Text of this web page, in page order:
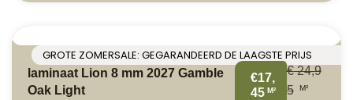
GROTE ZOMERSALE: GEGARANDEERD DE LAAGSTE PRIJS
laminaat Lion 8 mm 2027 Gamble
Oak Light
€17,
45 M²
€24,9
5
M²